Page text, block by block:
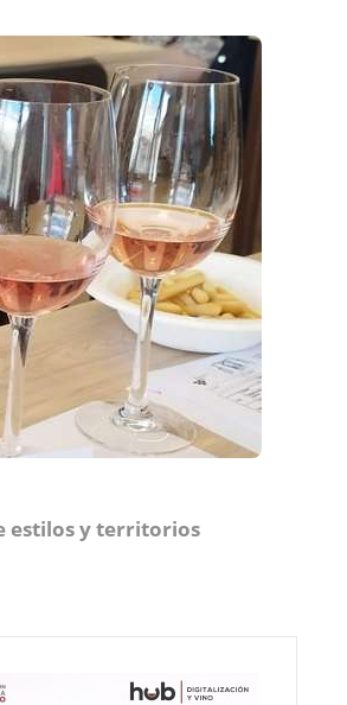
estilos y territorios